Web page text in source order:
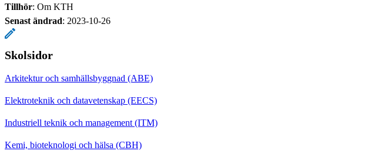
Tillhör: Om KTH
Senast ändrad: 2023-10-26
Skolsidor
Arkitektur och samhällsbyggnad (ABE)
Elektroteknik och datavetenskap (EECS)
Industriell teknik och management (ITM)
Kemi, bioteknologi och hälsa (CBH)